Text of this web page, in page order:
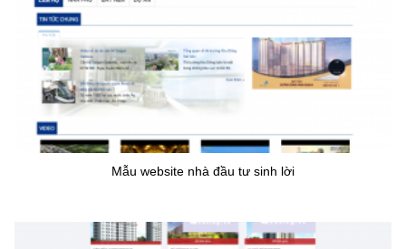
Mẫu website nhà đầu tư sinh lời